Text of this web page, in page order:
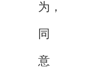
为，
同
意